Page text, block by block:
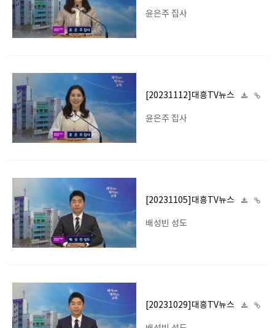
윤은주 집사
[20231112]대흥TV뉴스
윤은주 집사
[20231105]대흥TV뉴스
배성빈 성도
[20231029]대흥TV뉴스